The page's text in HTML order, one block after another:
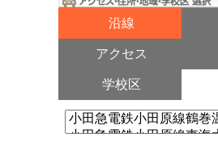
沿線
アクセス
学校区